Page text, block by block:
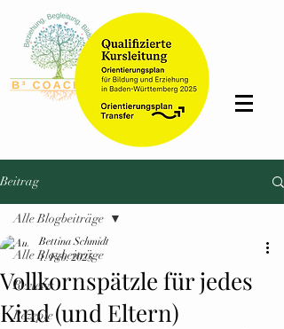
Bettina
Schmidt
Beitrag
Alle Blogbeiträge
Reviews
Rezepte
Alle Blogbeiträge
Vollkornspätzle für jedes
Kind (und Eltern)
Bettina Schmidt
1. Feb. 2025